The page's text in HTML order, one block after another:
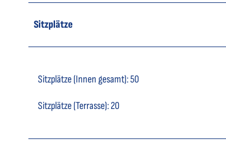
Sitzplätze
Sitzplätze (Innen gesamt): 50
Sitzplätze (Terrasse): 20